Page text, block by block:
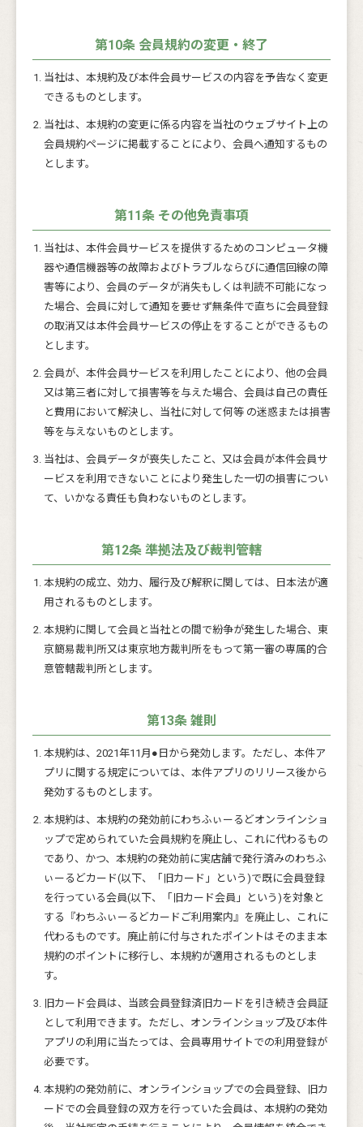
第10条 会員規約の変更・終了
当社は、本規約及び本件会員サービスの内容を予告なく変更
できるものとします。
当社は、本規約の変更に係る内容を当社のウェブサイト上の
会員規約ページに掲載することにより、会員へ通知するもの
とします。
第11条 その他免責事項
当社は、本件会員サービスを提供するためのコンピュータ機
器や通信機器等の故障およびトラブルならびに通信回線の障
害等により、会員のデータが消失もしくは判読不可能になっ
た場合、会員に対して通知を要せず無条件で直ちに会員登録
の取消又は本件会員サービスの停止をすることができるもの
とします。
会員が、本件会員サービスを利用したことにより、他の会員
又は第三者に対して損害等を与えた場合、会員は自己の責任
と費用において解決し、当社に対して何等 の迷惑または損害
等を与えないものとします。
当社は、会員データが喪失したこと、又は会員が本件会員サ
ービスを利用できないことにより発生した一切の損害につい
て、いかなる責任も負わないものとします。
第12条 準拠法及び裁判管轄
本規約の成立、効力、履行及び解釈に関しては、日本法が適
用されるものとします。
本規約に関して会員と当社との間で紛争が発生した場合、東
京簡易裁判所又は東京地方裁判所をもって第一審の専属的合
意管轄裁判所とします。
第13条 雑則
本規約は、2021年11月●日から発効します。ただし、本件ア
プリに関する規定については、本件アプリのリリース後から
発効するものとします。
本規約は、本規約の発効前にわちふぃーるどオンラインショ
ップで定められていた会員規約を廃止し、これに代わるもの
であり、かつ、本規約の発効前に実店舗で発行済みのわちふ
ぃーるどカード(以下、「旧カード」という)で既に会員登録
を行っている会員(以下、「旧カード会員」という)を対象と
する『わちふぃーるどカードご利用案内』を廃止し、これに
代わるものです。廃止前に付与されたポイントはそのまま本
規約のポイントに移行し、本規約が適用されるものとしま
す。
旧カード会員は、当該会員登録済旧カードを引き続き会員証
として利用できます。ただし、オンラインショップ及び本件
アプリの利用に当たっては、会員専用サイトでの利用登録が
必要です。
本規約の発効前に、オンラインショップでの会員登録、旧カ
ードでの会員登録の双方を行っていた会員は、本規約の発効